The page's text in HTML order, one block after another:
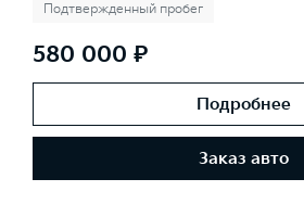
Подтвержденный пробег
580 000 ₽
Подробнее
Заказ авто